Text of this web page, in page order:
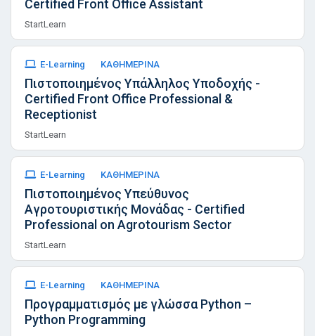
Certified Front Office Assistant
StartLearn
E-Learning ΚΑΘΗΜΕΡΙΝΑ
Πιστοποιημένος Υπάλληλος Υποδοχής -
Certified Front Office Professional &
Receptionist
StartLearn
E-Learning ΚΑΘΗΜΕΡΙΝΑ
Πιστοποιημένος Υπεύθυνος
Αγροτουριστικής Μονάδας - Certified
Professional on Agrotourism Sector
StartLearn
E-Learning ΚΑΘΗΜΕΡΙΝΑ
Προγραμματισμός με γλώσσα Python –
Python Programming